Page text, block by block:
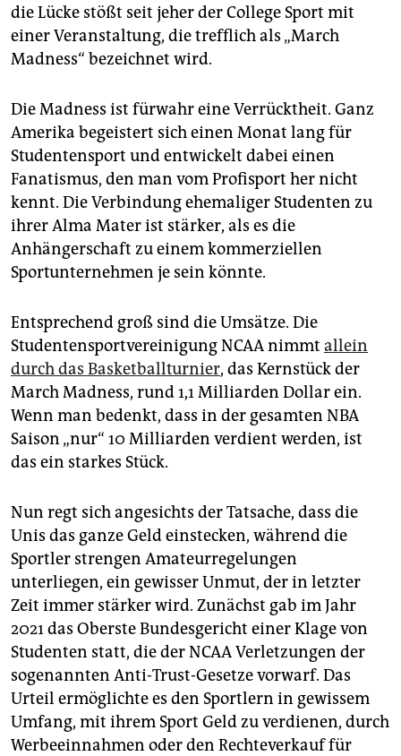
genossenschaft
epaper login
die Lücke stößt seit jeher der College Sport mit
einer Veranstaltung, die trefflich als „March
Madness“ bezeichnet wird.
Die Madness ist fürwahr eine Verrücktheit. Ganz
Amerika begeistert sich einen Monat lang für
Studentensport und entwickelt dabei einen
Fanatismus, den man vom Profisport her nicht
kennt. Die Verbindung ehemaliger Studenten zu
ihrer Alma Mater ist stärker, als es die
Anhängerschaft zu einem kommerziellen
Sportunternehmen je sein könnte.
Entsprechend groß sind die Umsätze. Die
Studentensportvereinigung NCAA nimmt allein
durch das Basketballturnier, das Kernstück der
March Madness, rund 1,1 Milliarden Dollar ein.
Wenn man bedenkt, dass in der gesamten NBA
Saison „nur“ 10 Milliarden verdient werden, ist
das ein starkes Stück.
Nun regt sich angesichts der Tatsache, dass die
Unis das ganze Geld einstecken, während die
Sportler strengen Amateurregelungen
unterliegen, ein gewisser Unmut, der in letzter
Zeit immer stärker wird. Zunächst gab im Jahr
2021 das Oberste Bundesgericht einer Klage von
Studenten statt, die der NCAA Verletzungen der
sogenannten Anti-Trust-Gesetze vorwarf. Das
Urteil ermöglichte es den Sportlern in gewissem
Umfang, mit ihrem Sport Geld zu verdienen, durch
Werbeeinnahmen oder den Rechteverkauf für